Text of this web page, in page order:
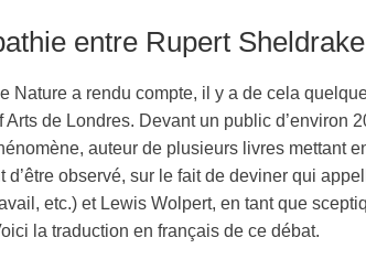
entre Rupert
Nature a rendu compte, il y a de cela
de Londres. Devant un public d’environ
auteur de plusieurs livres mettant
d’être observé, sur le fait de deviner qui
etc.) et Lewis Wolpert, en tant que
la traduction en français de ce débat.